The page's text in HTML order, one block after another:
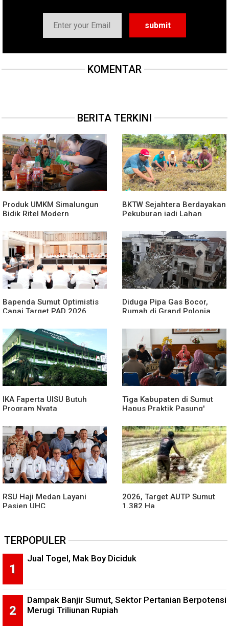
KOMENTAR
BERITA TERKINI
Produk UMKM Simalungun
Bidik Ritel Modern
BKTW Sejahtera Berdayakan
Pekuburan jadi Lahan
Bapenda Sumut Optimistis
Capai Target PAD 2026
Diduga Pipa Gas Bocor,
Rumah di Grand Polonia
IKA Faperta UISU Butuh
Program Nyata
Tiga Kabupaten di Sumut
Hapus Praktik Pasung'
RSU Haji Medan Layani
Pasien UHC
2026, Target AUTP Sumut
1.382 Ha
TERPOPULER
Jual Togel, Mak Boy Diciduk
Dampak Banjir Sumut, Sektor Pertanian Berpotensi
Merugi Triliunan Rupiah